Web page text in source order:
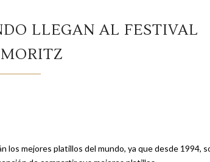
LLEGAN AL FESTIVAL
los mejores platillos del mundo, ya que desde 1994,